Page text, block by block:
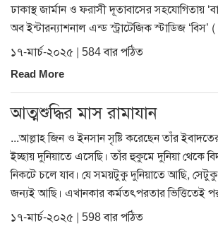
ঢাকাস্থ জার্মান ও ফরাসী দূতাবাসের সহযোগিতায়
অব ইন্টারন্যাশনাল এন্ড স্ট্রাটেজিক স্টাডিজ ‘বিস’ (
১৭-মার্চ-২০২৫ | 584 বার পঠিত
Read More
আত্মশুদ্ধির মাস রামাযান
...আল্লাহ জিন ও ইনসান সৃষ্টি করেছেন তাঁর
ইচ্ছায় দুনিয়াতে এসেছি। তাঁর হুকুমে দুনিয়া থেকে
নিকটে চলে যাব। যে সময়টুকু দুনিয়াতে আছি,
জন্যই আছি। এখানকার কর্মতৎপরতার ভিত্তিতেই
১৭-মার্চ-২০২৫ | 598 বার পঠিত